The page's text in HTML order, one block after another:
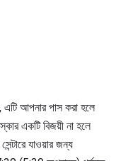
এটি আপনার পাস করা হলে
একটি বিজয়ী না হলে
যাওয়ার জন্য